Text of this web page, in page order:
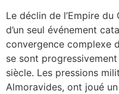
Le déclin de l’Empire du
d’un seul événement
convergence complexe
se sont
siècle. Les pressions
Almoravides, ont joué